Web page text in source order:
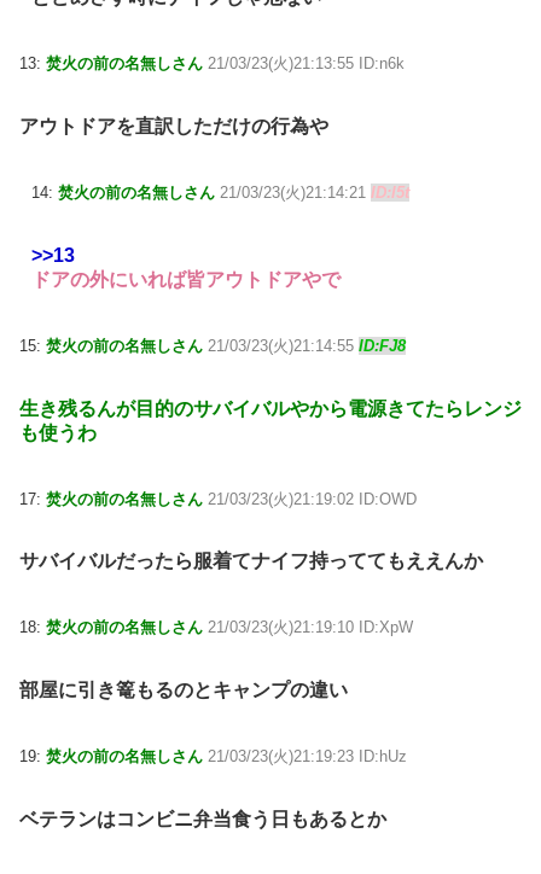
13: 焚火の前の名無しさん 21/03/23(火)21:13:55 ID:n6k
アウトドアを直訳しただけの行為や
14: 焚火の前の名無しさん 21/03/23(火)21:14:21 ID:l5t
>>13
ドアの外にいれば皆アウトドアやで
15: 焚火の前の名無しさん 21/03/23(火)21:14:55 ID:FJ8
生き残るんが目的のサバイバルやから電源きてたらレンジ
も使うわ
17: 焚火の前の名無しさん 21/03/23(火)21:19:02 ID:OWD
サバイバルだったら服着てナイフ持っててもええんか
18: 焚火の前の名無しさん 21/03/23(火)21:19:10 ID:XpW
部屋に引き篭もるのとキャンプの違い
19: 焚火の前の名無しさん 21/03/23(火)21:19:23 ID:hUz
ベテランはコンビニ弁当食う日もあるとか